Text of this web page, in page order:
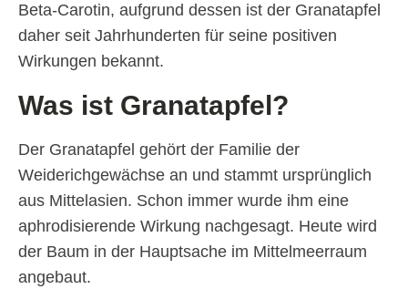
Beta-Carotin, aufgrund dessen ist der Granatapfel
daher seit Jahrhunderten für seine positiven
Wirkungen bekannt.
Was ist Granatapfel?
Der Granatapfel gehört der Familie der
Weiderichgewächse an und stammt ursprünglich
aus Mittelasien. Schon immer wurde ihm eine
aphrodisierende Wirkung nachgesagt. Heute wird
der Baum in der Hauptsache im Mittelmeerraum
angebaut.